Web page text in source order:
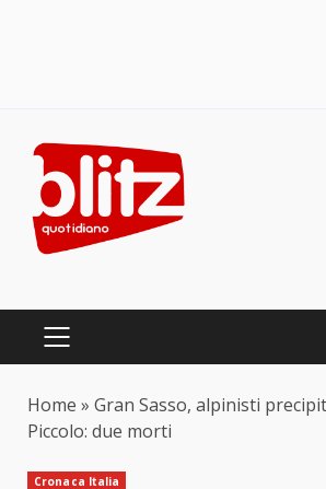
content
PRIMARY
Home » Gran Sasso, alpinisti
Piccolo: due morti
Cronaca Italia